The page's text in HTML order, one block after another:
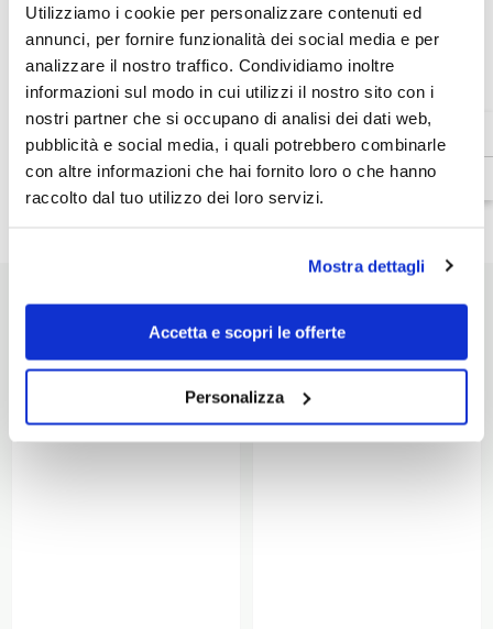
Utilizziamo i cookie per personalizzare contenuti ed
annunci, per fornire funzionalità dei social media e per
analizzare il nostro traffico. Condividiamo inoltre
informazioni sul modo in cui utilizzi il nostro sito con i
nostri partner che si occupano di analisi dei dati web,
pubblicità e social media, i quali potrebbero combinarle
con altre informazioni che hai fornito loro o che hanno
raccolto dal tuo utilizzo dei loro servizi.
Mostra dettagli
Accetta e scopri le offerte
Personalizza
Termoscud
Termoscud
Venditore:
Tucano Urbano
Disponibilità:
Esaurito
Tipo di prodotto:
Coprigambe
POTREBBE INTERESSARTI